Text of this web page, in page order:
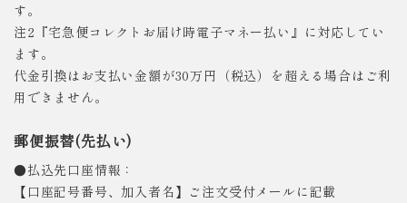
す。
注2『宅急便コレクトお届け時電子マネー払い』に対応してい
ます。
代金引換はお支払い金額が30万円（税込）を超える場合はご利
用できません。
郵便振替(先払い)
●払込先口座情報：
【口座記号番号、加入者名】ご注文受付メールに記載